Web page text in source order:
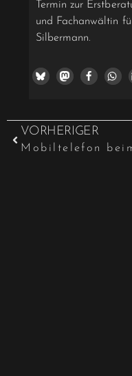
Termin zur
und Fachanwältin
Silbermann.
VORHERIGER